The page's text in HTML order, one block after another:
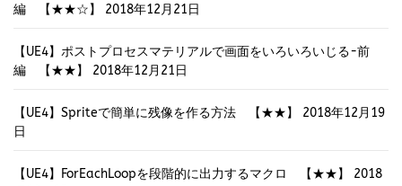
編 【★★☆】
2018年12月21日
【UE4】ポストプロセスマテリアルで画面をいろいろいじる-前
編 【★★】
2018年12月21日
【UE4】Spriteで簡単に残像を作る方法 【★★】
2018年12月19
日
【UE4】ForEachLoopを段階的に出力するマクロ 【★★】
2018